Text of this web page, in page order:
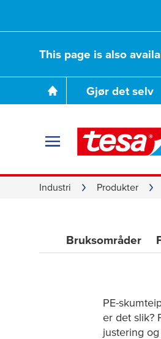
This page is also
Gjør det selv
Industri Produkter
PE-
for
Bruksområder
PE-
er det slik?
justering